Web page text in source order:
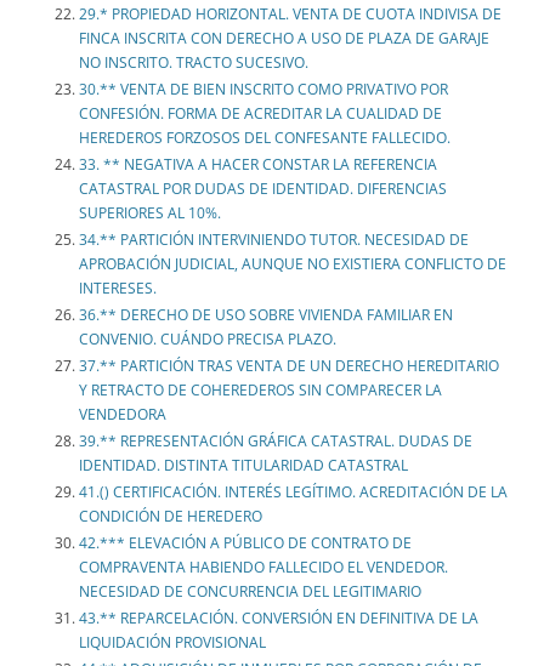
29.* PROPIEDAD HORIZONTAL. VENTA DE CUOTA INDIVISA DE
FINCA INSCRITA CON DERECHO A USO DE PLAZA DE GARAJE
NO INSCRITO. TRACTO SUCESIVO.
30.** VENTA DE BIEN INSCRITO COMO PRIVATIVO POR
CONFESIÓN. FORMA DE ACREDITAR LA CUALIDAD DE
HEREDEROS FORZOSOS DEL CONFESANTE FALLECIDO.
33. ** NEGATIVA A HACER CONSTAR LA REFERENCIA
CATASTRAL POR DUDAS DE IDENTIDAD. DIFERENCIAS
SUPERIORES AL 10%.
34.** PARTICIÓN INTERVINIENDO TUTOR. NECESIDAD DE
APROBACIÓN JUDICIAL, AUNQUE NO EXISTIERA CONFLICTO DE
INTERESES.
36.** DERECHO DE USO SOBRE VIVIENDA FAMILIAR EN
CONVENIO. CUÁNDO PRECISA PLAZO.
37.** PARTICIÓN TRAS VENTA DE UN DERECHO HEREDITARIO
Y RETRACTO DE COHEREDEROS SIN COMPARECER LA
VENDEDORA
39.** REPRESENTACIÓN GRÁFICA CATASTRAL. DUDAS DE
IDENTIDAD. DISTINTA TITULARIDAD CATASTRAL
41.() CERTIFICACIÓN. INTERÉS LEGÍTIMO. ACREDITACIÓN DE LA
CONDICIÓN DE HEREDERO
42.*** ELEVACIÓN A PÚBLICO DE CONTRATO DE
COMPRAVENTA HABIENDO FALLECIDO EL VENDEDOR.
NECESIDAD DE CONCURRENCIA DEL LEGITIMARIO
43.** REPARCELACIÓN. CONVERSIÓN EN DEFINITIVA DE LA
LIQUIDACIÓN PROVISIONAL